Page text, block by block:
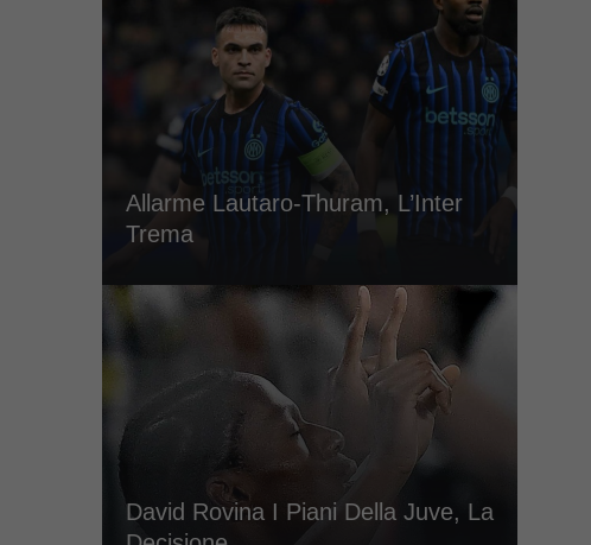
Allarme Lautaro-Thuram, L’Inter
Trema
David Rovina I Piani Della Juve, La